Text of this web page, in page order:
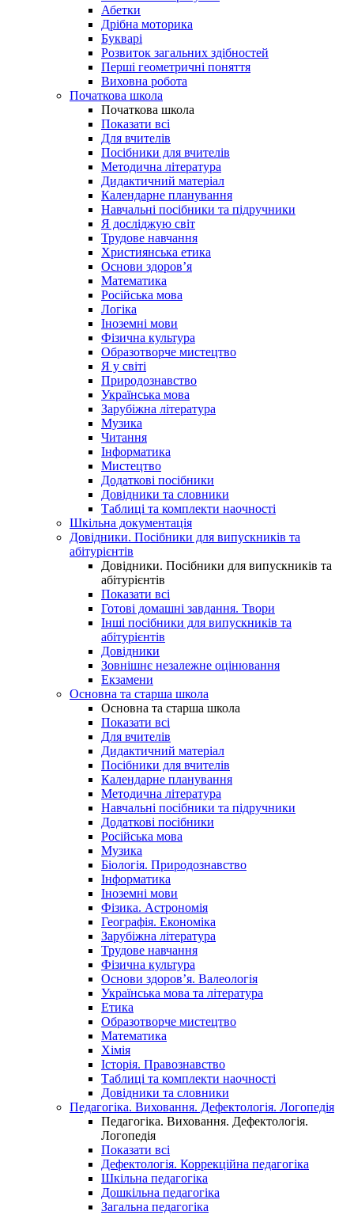
Абетки
Дрібна моторика
Букварі
Розвиток загальних здібностей
Перші геометричні поняття
Виховна робота
Початкова школа
Початкова школа
Показати всі
Для вчителів
Посібники для вчителів
Методична література
Дидактичний матеріал
Календарне планування
Навчальні посібники та підручники
Я досліджую світ
Трудове навчання
Християнська етика
Основи здоров’я
Математика
Російська мова
Логіка
Іноземні мови
Фізична культура
Образотворче мистецтво
Я у світі
Природознавство
Українська мова
Зарубіжна література
Музика
Читання
Інформатика
Мистецтво
Додаткові посібники
Довідники та словники
Таблиці та комплекти наочності
Шкільна документація
Довідники. Посібники для випускників та
абітурієнтів
Довідники. Посібники для випускників та
абітурієнтів
Показати всі
Готові домашні завдання. Твори
Інші посібники для випускників та
абітурієнтів
Довідники
Зовнішнє незалежне оцінювання
Екзамени
Основна та старша школа
Основна та старша школа
Показати всі
Для вчителів
Дидактичний матеріал
Посібники для вчителів
Календарне планування
Методична література
Навчальні посібники та підручники
Додаткові посібники
Російська мова
Музика
Біологія. Природознавство
Інформатика
Іноземні мови
Фізика. Астрономія
Географія. Економіка
Зарубіжна література
Трудове навчання
Фізична культура
Основи здоров’я. Валеологія
Українська мова та література
Етика
Образотворче мистецтво
Математика
Хімія
Історія. Правознавство
Таблиці та комплекти наочності
Довідники та словники
Педагогіка. Виховання. Дефектологія. Логопедія
Педагогіка. Виховання. Дефектологія.
Логопедія
Показати всі
Дефектологія. Коррекційна педагогіка
Шкільна педагогіка
Дошкільна педагогіка
Загальна педагогіка